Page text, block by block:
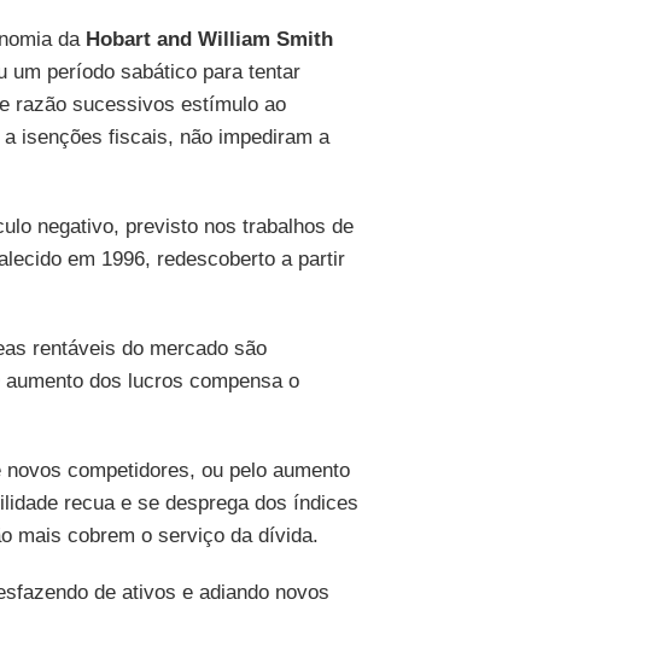
da Hobart and William Smith
um período sabático para tentar
razão sucessivos estímulo ao
isenções fiscais, não impediram a
negativo, previsto nos trabalhos de
em 1996, redescoberto a partir
rentáveis do mercado são
dos lucros compensa o
competidores, ou pelo aumento
recua e se desprega dos índices
mais cobrem o serviço da dívida.
de ativos e adiando novos